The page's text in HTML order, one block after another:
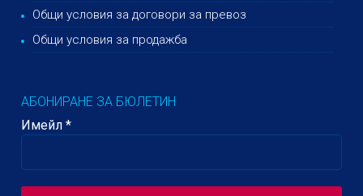
Общи условия за договори за превоз
Общи условия за продажба
АБОНИРАНЕ ЗА БЮЛЕТИН
Имейл*